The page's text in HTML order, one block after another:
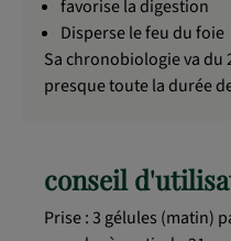
favorise la digestion
Disperse le feu du foie
Sa chronobiologie va du
presque toute la durée
conseil
Prise : 3 gélules (matin)